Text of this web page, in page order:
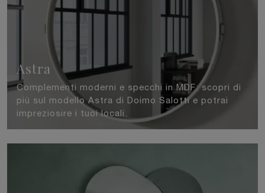
Astra
Complementi moderni e specchi in MDF: scopri di
più sul modello Astra di Doimo Salotti e potrai
impreziosire i tuoi locali.